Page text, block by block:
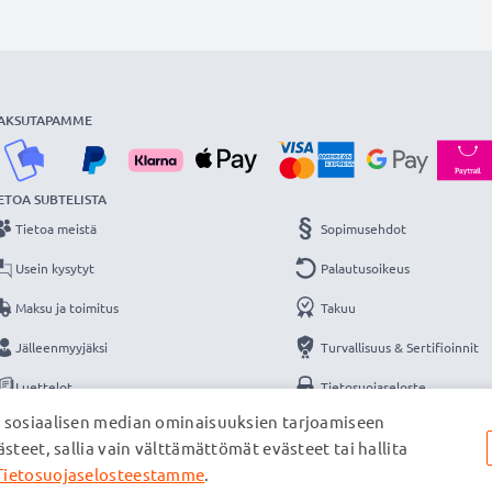
SUBTELISTA
Tietoa meistä
Usein kysytyt
Maksu ja toimitus
Jälleenmyyjäksi
Luettelot
Yhteys
Sopimusehdot
Palautusoikeus
Takuu
Turvallisuus & Sertifioinnit
Tietosuojaseloste
Yritystiedot
median ominaisuuksien tarjoamiseen
sallia vain välttämättömät evästeet tai hallita
.